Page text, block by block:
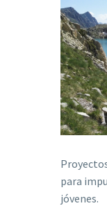
para
jóvenes.